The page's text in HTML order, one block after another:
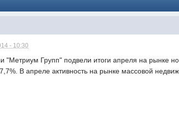
- 10:30
"Метриум Групп" подвели итоги апреля на рынке
В апреле активность на рынке массовой